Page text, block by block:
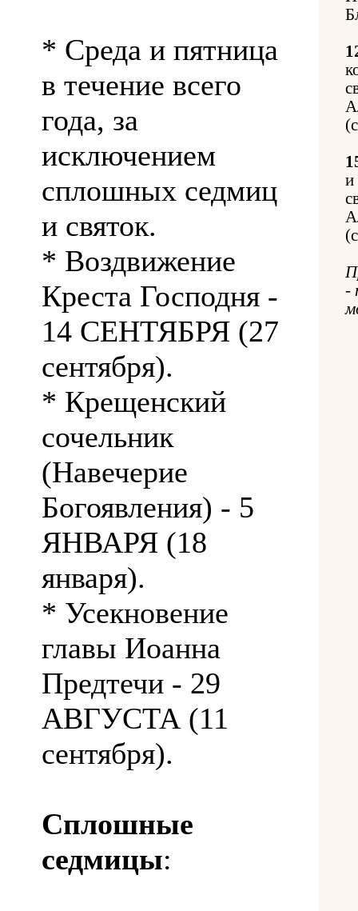
* Среда и пятница
в течение всего
года, за
исключением
сплошных седмиц
и святок.
* Воздвижение
Креста Господня -
14 СЕНТЯБРЯ (27
сентября).
* Крещенский
сочельник
(Навечерие
Богоявления) - 5
ЯНВАРЯ (18
января).
* Усекновение
главы Иоанна
Предтечи - 29
АВГУСТА (11
сентября).
Сплошные
седмицы:
и
-